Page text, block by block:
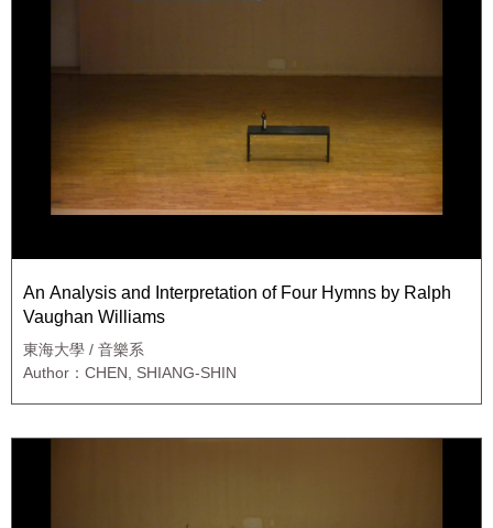
An Analysis and Interpretation of Four Hymns by Ralph
Vaughan Williams
東海大學 / 音樂系
Author：CHEN, SHIANG-SHIN